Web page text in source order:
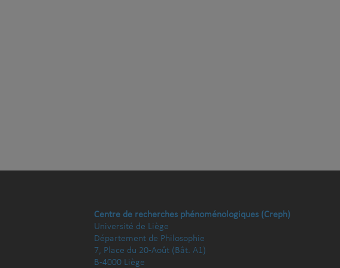
Centre de recherches phénoménologiques (Creph)
Université de Liège
Département de Philosophie
7, Place du 20-Août (Bât. A1)
B-4000 Liège